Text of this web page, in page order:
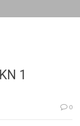
1
0